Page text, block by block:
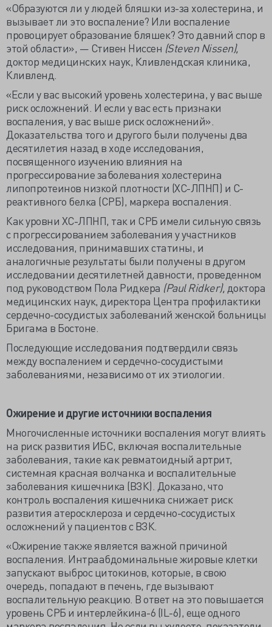
«Образуются ли у людей бляшки из-за холестерина, и
вызывает ли это воспаление? Или воспаление
провоцирует образование бляшек? Это давний спор в
этой области», — Стивен Ниссен (Steven Nissen),
доктор медицинских наук, Кливлендская клиника,
Кливленд.
«Если у вас высокий уровень холестерина, у вас выше
риск осложнений. И если у вас есть признаки
воспаления, у вас выше риск осложнений».
Доказательства того и другого были получены два
десятилетия назад в ходе исследования,
посвященного изучению влияния на
прогрессирование заболевания холестерина
липопротеинов низкой плотности (ХС-ЛПНП) и С-
реактивного белка (СРБ), маркера воспаления.
Как уровни ХС-ЛПНП, так и СРБ имели сильную связь
с прогрессированием заболевания у участников
исследования, принимавших статины, и
аналогичные результаты были получены в другом
исследовании десятилетней давности, проведенном
под руководством Пола Ридкера (Paul Ridker), доктора
медицинских наук, директора Центра профилактики
сердечно-сосудистых заболеваний женской больницы
Бригама в Бостоне.
Последующие исследования подтвердили связь
между воспалением и сердечно-сосудистыми
заболеваниями, независимо от их этиологии.
Ожирение и другие источники воспаления
Многочисленные источники воспаления могут влиять
на риск развития ИБС, включая воспалительные
заболевания, такие как ревматоидный артрит,
системная красная волчанка и воспалительные
заболевания кишечника (ВЗК). Доказано, что
контроль воспаления кишечника снижает риск
развития атеросклероза и сердечно-сосудистых
осложнений у пациентов с ВЗК.
«Ожирение также является важной причиной
воспаления. Интраабдоминальные жировые клетки
запускают выброс цитокинов, которые, в свою
очередь, попадают в печень, где вызывают
воспалительную реакцию. В ответ на это повышается
уровень СРБ и интерлейкина-6 (IL-6), еще одного